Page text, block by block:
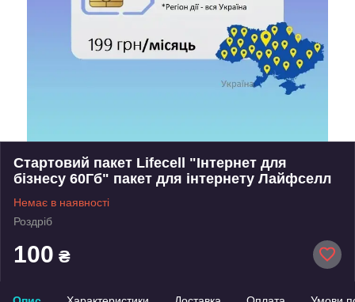
Стартовий пакет Lifecell "Інтернет для
бізнесу 60Гб" пакет для інтернету Лайфселл
Немає в наявності
Роздріб
100 ₴